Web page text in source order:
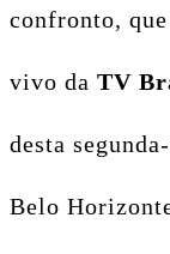
confronto,
vivo da TV
desta
Belo